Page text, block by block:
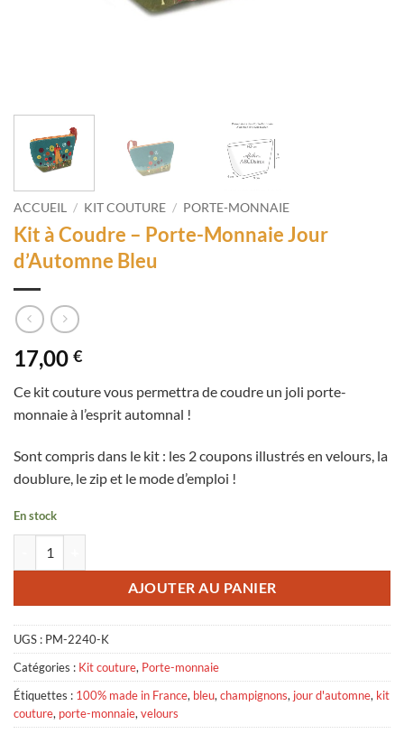
ACCUEIL / KIT COUTURE / PORTE-MONNAIE
Kit à Coudre – Porte-Monnaie Jour
d’Automne Bleu
17,00 €
Ce kit couture vous permettra de coudre un joli porte-
monnaie à l’esprit automnal !
Sont compris dans le kit : les 2 coupons illustrés en velours, la
doublure, le zip et le mode d’emploi !
En stock
AJOUTER AU PANIER
UGS : PM-2240-K
Catégories : Kit couture, Porte-monnaie
Étiquettes : 100% made in France, bleu, champignons, jour d'automne, kit
couture, porte-monnaie, velours